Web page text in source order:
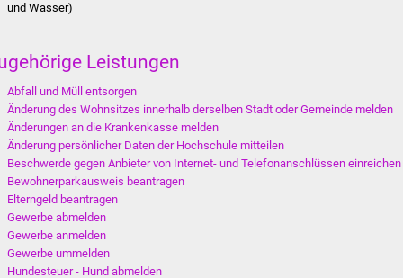
und Wasser)
Leistungen
Abfall und Müll entsorgen
Änderung des Wohnsitzes innerhalb derselben Stadt oder Gemeinde melden
Änderungen an die Krankenkasse melden
Änderung persönlicher Daten der Hochschule mitteilen
Beschwerde gegen Anbieter von Internet- und Telefonanschlüssen einreichen
Bewohnerparkausweis beantragen
Elterngeld beantragen
Gewerbe abmelden
Gewerbe anmelden
Gewerbe ummelden
Hundesteuer - Hund abmelden